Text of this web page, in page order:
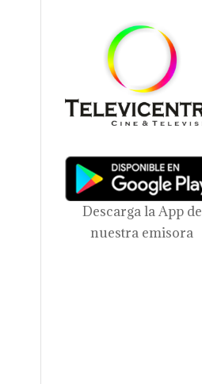
Descarga la App de
nuestra emisora